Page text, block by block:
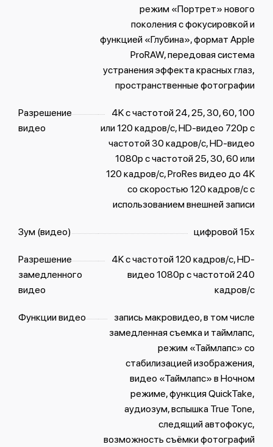
режим «Портрет» нового
поколения с фокусировкой и
функцией «Глубина», формат Apple
ProRAW, передовая система
устранения эффекта красных глаз,
пространственные фотографии
Разрешение
видео
4K с частотой 24, 25, 30, 60, 100
или 120 кадров/с, HD-видео 720p с
частотой 30 кадров/ с, HD-видео
1080p с частотой 25, 30, 60 или
120 кадров/с, ProRes видео до 4K
со скоростью 120 кадров/с с
использованием внешней записи
Зум (видео) цифровой 15х
Разрешение
замедленного
видео
4K c частотой 120 кадров/ с, HD-
видео 1080р c частотой 240
кадров/ с
Функции видео
запись макровидео, в том числе
замедленная съемка и таймлапс,
режим «Таймлапс» со
стабилизацией изображения,
видео «Таймлапс» в Ночном
режиме, функция QuickTake,
аудиозум, вспышка True Tone,
следящий автофокус,
возможность съёмки фотографий